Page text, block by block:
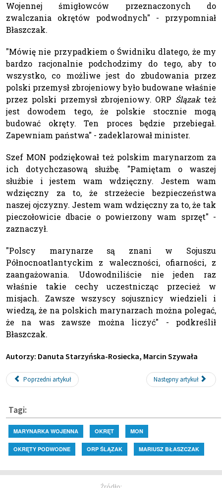
Wojennej śmigłowców przeznaczonych do
zwalczania okrętów podwodnych" - przypomniał
Błaszczak.
"Mówię nie przypadkiem o Świdniku dlatego, że my
bardzo racjonalnie podchodzimy do tego, aby to
wszystko, co możliwe jest do zbudowania przez
polski przemysł zbrojeniowy było budowane właśnie
przez polski przemysł zbrojeniowy. ORP Ślązak też
jest dowodem tego, że polskie stocznie mogą
budować okręty. Ten proces będzie przebiegał.
Zapewniam państwa" - zadeklarował minister.
Szef MON podziękował też polskim marynarzom za
ich dotychczasową służbę. "Pamiętam o waszej
służbie i jestem wam wdzięczny. Jestem wam
wdzięczny za to, że strzeżecie bezpieczeństwa
naszej ojczyzny. Jestem wam wdzięczny za to, że tak
pieczołowicie dbacie o powierzony wam sprzęt" -
zaznaczył.
"Polscy marynarze są znani w Sojuszu
Północnoatlantyckim z waleczności, ofiarności, z
zaangażowania. Udowodniliście nie jeden raz
właśnie takie cechy uczestnicząc przecież w
misjach. Zawsze wszyscy sojusznicy wiedzieli i
wiedzą, że na polskich marynarzach można polegać,
że na was zawsze można liczyć" - podkreślił
Błaszczak.
Autorzy: Danuta Starzyńska-Rosiecka, Marcin Szywała
Poprzedni artykuł Następny artykuł
Tagi:
MARYNARKA WOJENNA OKRĘT MON
OKRĘTY PODWODNE ORP ŚLĄZAK MARIUSZ BŁASZCZAK